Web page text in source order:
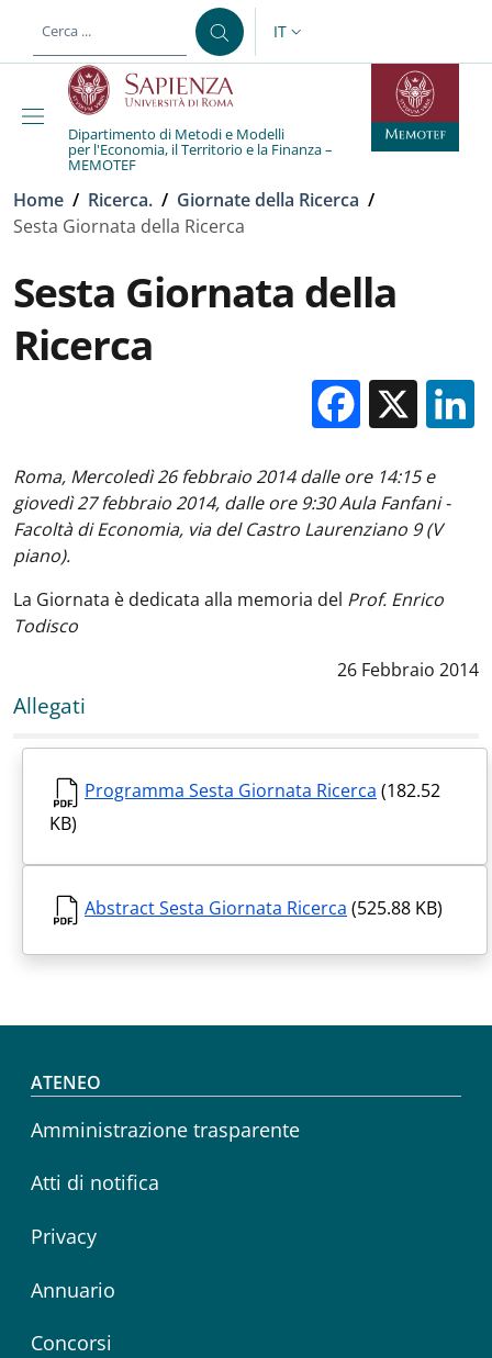
al contenuto principale
SELETTORE LINGUA:
IT
Dipartimento di Metodi e Modelli
per l'Economia, il Territorio e la Finanza –
MEMOTEF
Briciole di pane
Home / Ricerca. / Giornate della Ricerca /
Sesta Giornata della Ricerca
Sesta Giornata della
Ricerca
X
Roma, Mercoledì 26 febbraio 2014 dalle ore 14:15 e
giovedì 27 febbraio 2014, dalle ore 9:30 Aula Fanfani -
Facoltà di Economia, via del Castro Laurenziano 9 (V
piano).
La Giornata è dedicata alla memoria del Prof. Enrico
Todisco
Data notizia:
26 Febbraio 2014
Allegati
Programma Sesta Giornata Ricerca (182.52
KB)
Abstract Sesta Giornata Ricerca (525.88 KB)
Footer menu
ATENEO
Amministrazione trasparente
Atti di notifica
Privacy
Annuario
Concorsi